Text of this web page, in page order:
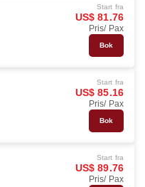
Start fra
US$ 81.76
Pris/ Pax
Bok
Start fra
US$ 85.16
Pris/ Pax
Bok
Start fra
US$ 89.76
Pris/ Pax